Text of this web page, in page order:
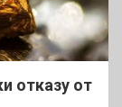
отказу от